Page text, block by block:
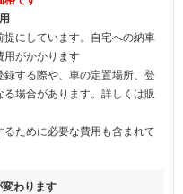
にしています。自宅への納車
用がかかります
する際や、車の定置場所、登
場合があります。詳しくは販
ために必要な費用も含まれて
変わります